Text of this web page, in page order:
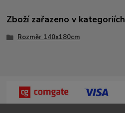
Zboží zařazeno v kategoriích
Rozměr 140x180cm